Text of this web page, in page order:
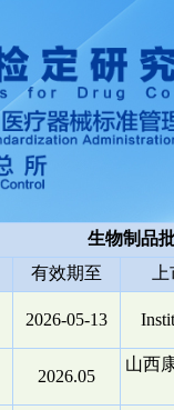
生物制品
有效期至
2026-05-13
2026.05
山西